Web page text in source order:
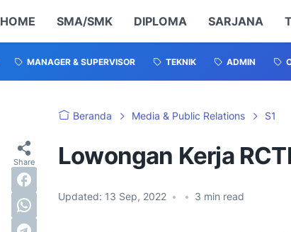
HOME SMA/SMK DIPLOMA SARJANA
MANAGER & SUPERVISOR TEKNIK ADMIN
Beranda Media & Public Relations S1
Lowongan Kerja
Updated: 13 Sep, 2022 • • 3 min read